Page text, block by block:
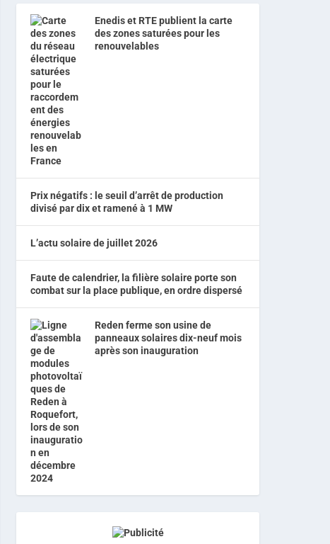
Enedis et RTE publient la carte
des zones saturées pour les
renouvelables
Prix négatifs : le seuil d’arrêt de production
divisé par dix et ramené à 1 MW
L’actu solaire de juillet 2026
Faute de calendrier, la filière solaire porte son
combat sur la place publique, en ordre dispersé
Reden ferme son usine de
panneaux solaires dix-neuf mois
après son inauguration